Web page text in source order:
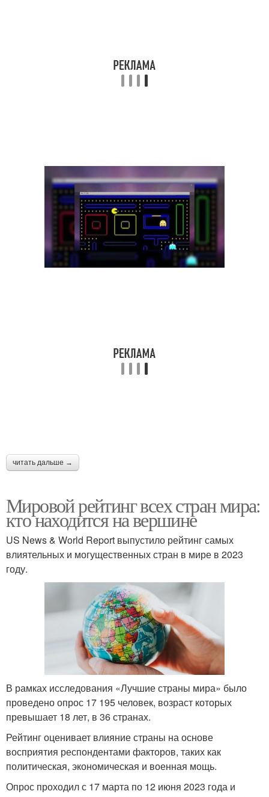
читать дальше →
Мировой рейтинг всех стран мира:
кто находится на вершине
US News & World Report выпустило рейтинг самых
влиятельных и могущественных стран в мире в 2023
году.
В рамках исследования «Лучшие страны мира» было
проведено опрос 17 195 человек, возраст которых
превышает 18 лет, в 36 странах.
Рейтинг оценивает влияние страны на основе
восприятия респондентами факторов, таких как
политическая, экономическая и военная мощь.
Опрос проходил с 17 марта по 12 июня 2023 года и